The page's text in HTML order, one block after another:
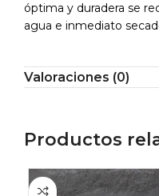
óptima y duradera se
agua e inmediato
Valoraciones (0)
Productos